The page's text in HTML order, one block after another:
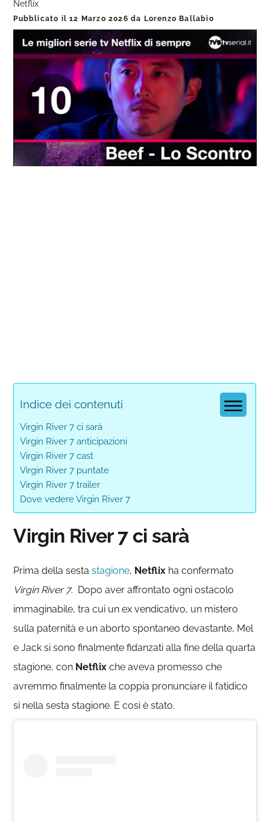
Netflix
Pubblicato il12 Marzo 2026 da Lorenzo Ballabio
Unmute
Loaded:
0%
Progress:
0%
Indice dei contenuti
Virgin River 7 ci sarà
Virgin River 7 anticipazioni
Virgin River 7 cast
Virgin River 7 puntate
Virgin River 7 trailer
Dove vedere Virgin River 7
Virgin River 7 ci sarà
Prima della sestastagione, Netflix ha confermato
Virgin River 7. Dopo aver affrontato ogni ostacolo
immaginabile, tra cui un ex vendicativo, un mistero
sulla paternità e un aborto spontaneo devastante, Mel
e Jack si sono finalmente fidanzati alla fine della quarta
stagione, con Netflix che aveva promesso che
avremmo finalmente la coppia pronunciare il fatidico
sì nella sesta stagione. E così è stato.